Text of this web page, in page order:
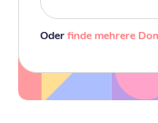
Oderfinde mehrere